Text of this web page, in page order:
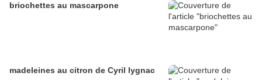
briochettes au mascarpone
madeleines au citron de Cyril lygnac